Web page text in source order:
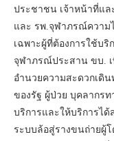
ประชาชน เจ้าหน้าที่แล
และ รพ.จุฬาภรณ์ความ
เฉพาะผู้ที่ต้องการใช้บริ
จุฬาภรณ์ประสาน ขบ. เ
อำนวยความสะดวกเดิ
ของรัฐ ผู้ป่วย บุคลากร
บริการและให้บริการได้
ระบบล้อสู่รางขนถ่ายผู้